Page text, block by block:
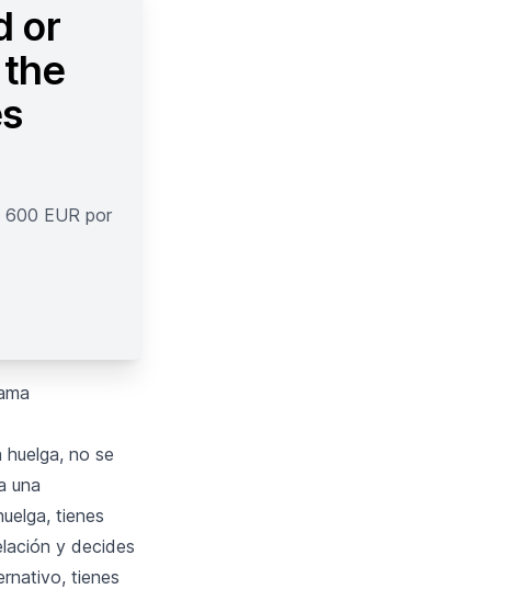
or
600 EUR por
no se
una
tienes
y decides
tienes